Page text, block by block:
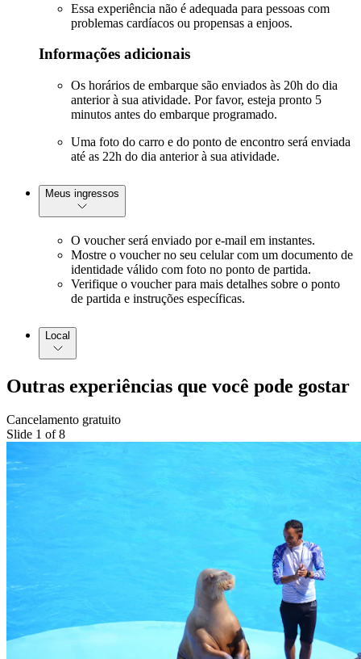
Essa experiência não é adequada para pessoas com
problemas cardíacos ou propensas a enjoos.
Informações adicionais
Os horários de embarque são enviados às 20h do dia
anterior à sua atividade. Por favor, esteja pronto 5
minutos antes do embarque programado.
Uma foto do carro e do ponto de encontro será enviada
até as 22h do dia anterior à sua atividade.
Meus ingressos
O voucher será enviado por e-mail em instantes.
Mostre o voucher no seu celular com um documento de
identidade válido com foto no ponto de partida.
Verifique o voucher para mais detalhes sobre o ponto
de partida e instruções específicas.
Local
Outras experiências que você pode gostar
Cancelamento gratuito
Slide 1 of 8